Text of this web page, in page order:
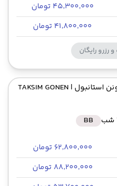
۴۵٬۳۰۰٬۰۰۰ تومان
۴۱٬۸۰۰٬۰۰۰ تومان
رزرو رایگان
استانبول | TAKSIM GONEN
BB
۶۲٬۸۰۰٬۰۰۰ تومان
۸۸٬۲۰۰٬۰۰۰ تومان